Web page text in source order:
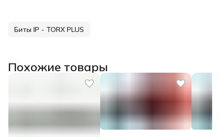
Биты IP - TORX PLUS
Похожие товары